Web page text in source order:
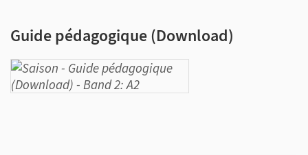
Guide pédagogique (Download)